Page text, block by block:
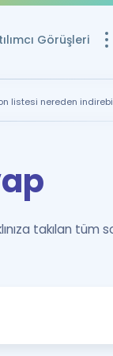
Görüşleri
Ücretsiz
YDS ve YÖKDİL
YDS ve YÖKDİL
Tüm ÖSYM
listesi nereden
takılan tüm